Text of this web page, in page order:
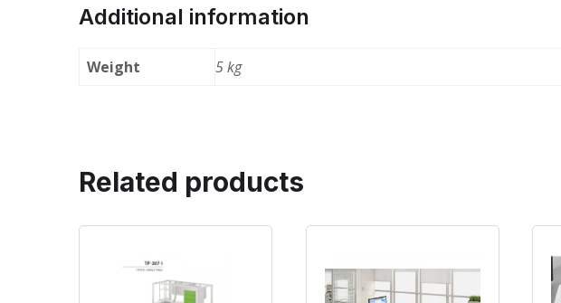
Additional information
Weight 5 kg
Related products